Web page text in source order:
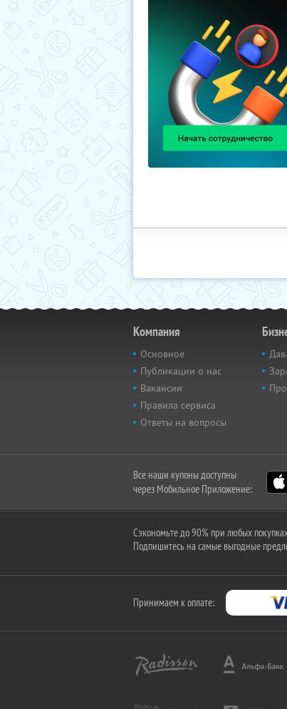
Компания
Основное
Публикации о нас
Вакансии
Правила сервиса
Ответы на вопросы
Все наши купоны доступны
через Мобильное Приложение:
Сэкономьте до 90% при любых
Подпишитесь на самые выгодные
Принимаем к оплате: